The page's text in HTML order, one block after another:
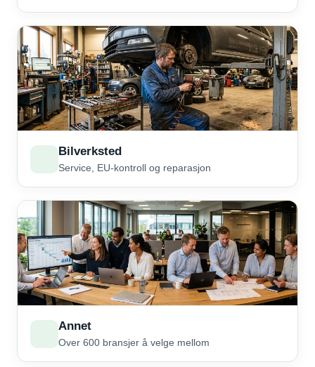
Bilverksted
Service, EU-kontroll og reparasjon
Annet
Over 600 bransjer å velge mellom